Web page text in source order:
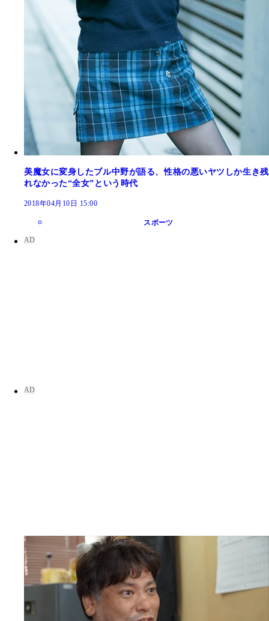
美魔女に変身したブル中野が語る、性格の悪いヤツしか生き残
れなかった“全女”という時代
2018年04月10日 15:00
スポーツ